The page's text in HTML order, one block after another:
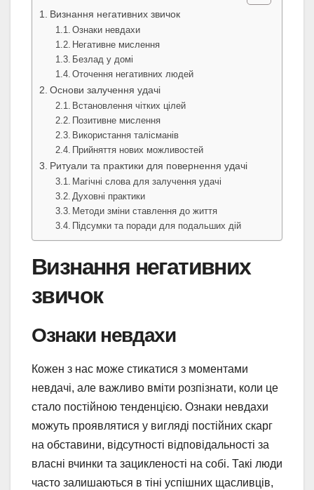
Визнання негативних звичок
Ознаки невдахи
Негативне мислення
Безлад у домі
Оточення негативних людей
Основи залучення удачі
Встановлення чітких цілей
Позитивне мислення
Використання талісманів
Прийняття нових можливостей
Ритуали та практики для повернення удачі
Магічні слова для залучення удачі
Духовні практики
Методи зміни ставлення до життя
Підсумки та поради для подальших дій
Визнання негативних
звичок
Ознаки невдахи
Кожен з нас може стикатися з моментами
невдачі, але важливо вміти розпізнати, коли це
стало постійною тенденцією. Ознаки невдахи
можуть проявлятися у вигляді постійних скарг
на обставини, відсутності відповідальності за
власні вчинки та зацикленості на собі. Такі люди
часто залишаються в тіні успішних щасливців,